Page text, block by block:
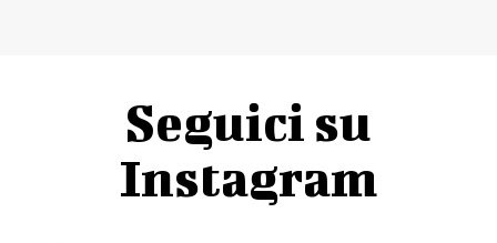
Seguici su
Instagram